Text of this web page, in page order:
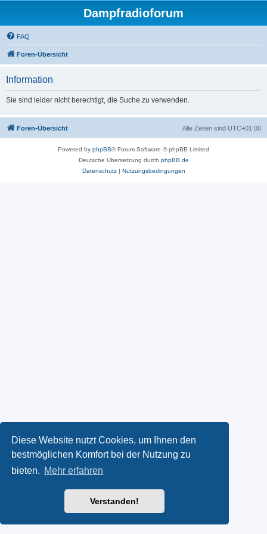
Diese Website nutzt Cookies, um Ihnen den
bestmöglichen Komfort bei der Nutzung zu
bieten. Mehr erfahren
Verstanden!
Dampfradioforum
FAQ
Foren-Übersicht
Information
Sie sind leider nicht berechtigt, die Suche zu verwenden.
Foren-Übersicht Alle Zeiten sind UTC+01:00
Powered by phpBB® Forum Software © phpBB Limited
Deutsche Übersetzung durch phpBB.de
Datenschutz| Nutzungsbedingungen